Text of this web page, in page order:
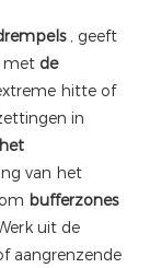
, geeft
met de
hitte of
in
het
van het
bufferzones
uit de
aangrenzende